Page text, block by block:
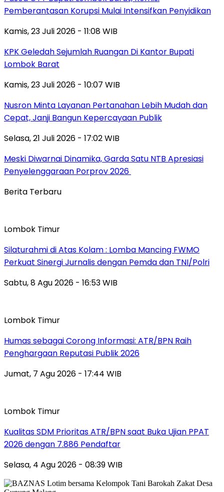
Pemberantasan Korupsi Mulai Intensifkan Penyidikan
Kamis, 23 Juli 2026 - 11:08 WIB
KPK Geledah Sejumlah Ruangan Di Kantor Bupati
Lombok Barat
Kamis, 23 Juli 2026 - 10:07 WIB
Nusron Minta Layanan Pertanahan Lebih Mudah dan
Cepat, Janji Bangun Kepercayaan Publik
Selasa, 21 Juli 2026 - 17:02 WIB
Meski Diwarnai Dinamika, Garda Satu NTB Apresiasi
Penyelenggaraan Porprov 2026 ‎
Berita Terbaru
Lombok Timur
Silaturahmi di Atas Kolam : Lomba Mancing FWMO
Perkuat Sinergi Jurnalis dengan Pemda dan TNI/Polri
Sabtu, 8 Agu 2026 - 16:53 WIB
Lombok Timur
Humas sebagai Corong Informasi: ATR/BPN Raih
Penghargaan Reputasi Publik 2026
Jumat, 7 Agu 2026 - 17:44 WIB
Lombok Timur
Kualitas SDM Prioritas ATR/BPN saat Buka Ujian PPAT
2026 dengan 7.886 Pendaftar
Selasa, 4 Agu 2026 - 08:39 WIB